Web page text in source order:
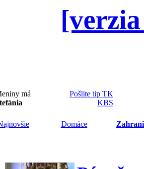
má
Pošlite tip TK
KBS
Domáce